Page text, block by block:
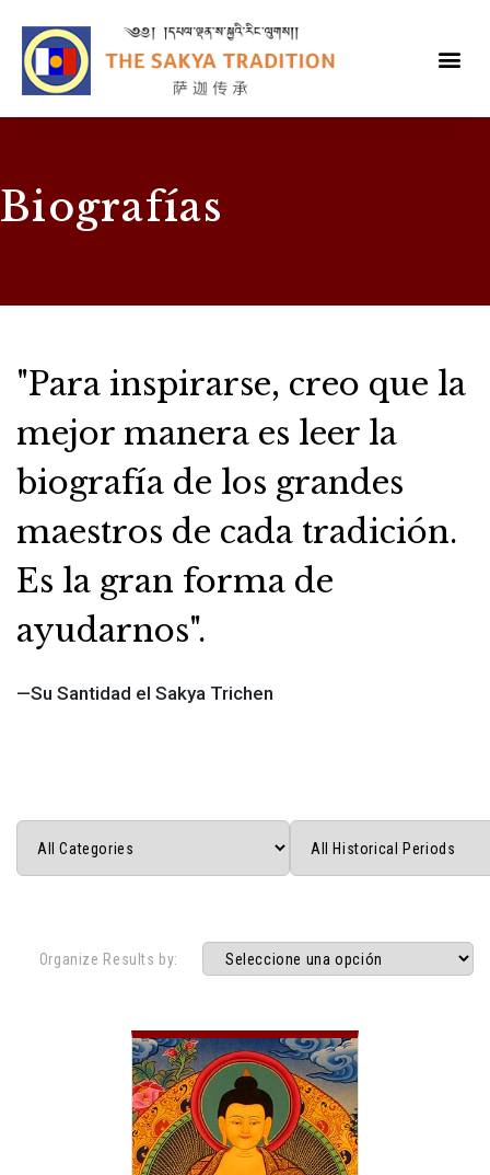
Biografías
"Para inspirarse, creo que la
mejor manera es leer la
biografía de los grandes
maestros de cada tradición.
Es la gran forma de
ayudarnos".
—Su Santidad el Sakya Trichen
Organize Results by: